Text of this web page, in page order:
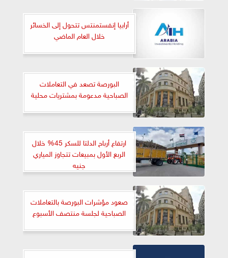
أرابيا إنفستمنتس تتحول إلى الخسائر
خلال العام الماضي
البورصة تصعد في التعاملات
الصباحية مدعومة بمشتريات محلية
ارتفاع أرباح الدلتا للسكر 45% خلال
الربع الأول بمبيعات تتجاوز المياري
جنيه
صعود مؤشرات البورصة بالتعاملات
الصباحية لجلسة منتصف الأسبوع